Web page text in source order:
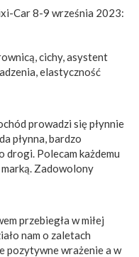
Car 8-9 września 2023:
cichy, asystent
elastyczność
prowadzi się płynnie
płynna, bardzo
drogi. Polecam każdemu
Zadowolony
przebiegła w miłej
nam o zaletach
pozytywne wrażenie a w